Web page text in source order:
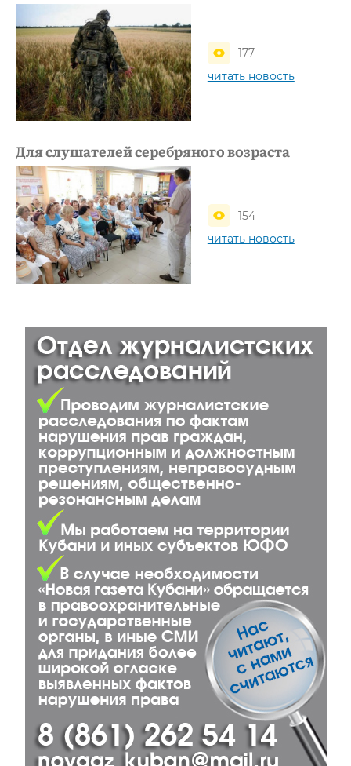
177
читать новость
Для слушателей серебряного возраста
154
читать новость